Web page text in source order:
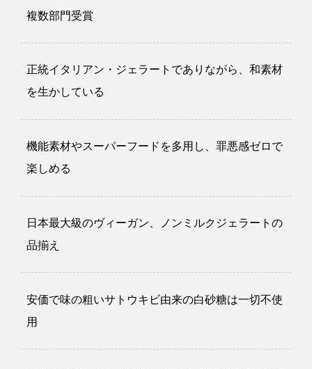
複数部門受賞
正統イタリアン・ジェラートでありながら、和素材
を生かしている
機能素材やスーパーフードを多用し、罪悪感ゼロで
楽しめる
日本最大級のヴィーガン、ノンミルクジェラートの
品揃え
安価で味の粗いサトウキビ由来の白砂糖は一切不使
用